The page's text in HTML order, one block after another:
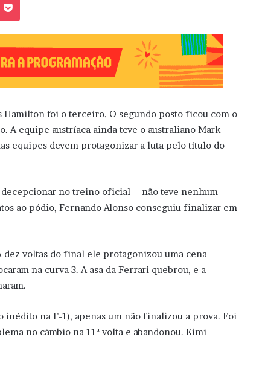
foi o terceiro. O segundo posto ficou com o
A equipe austríaca ainda teve o australiano Mark
equipes devem protagonizar a luta pelo título do
no treino oficial – não teve nenhum
ao pódio, Fernando Alonso conseguiu finalizar em
voltas do final ele protagonizou uma cena
na curva 3. A asa da Ferrari quebrou, e a
inédito na F-1), apenas um não finalizou a prova. Foi
no câmbio na 11ª volta e abandonou. Kimi